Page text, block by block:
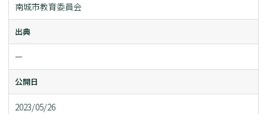
南城市教育委員会
出典
ー
公開日
2023/05/26